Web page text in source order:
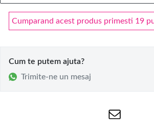
Cumparand acest produs primesti 19
Cum te putem ajuta?
Trimite-ne un mesaj